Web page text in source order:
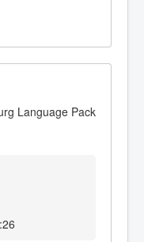
Language Pack